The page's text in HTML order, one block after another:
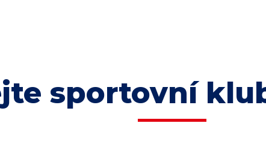
sportovní